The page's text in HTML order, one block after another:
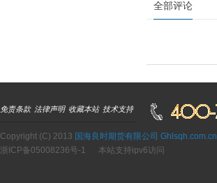
全部评论
免责条款 法律声明 收藏本站 技术支持
Copyright (C) 2013 国海良时期货有限公司 Ghlsqh.com.cn
浙ICP备05008236号-1 本站支持ipv6访问